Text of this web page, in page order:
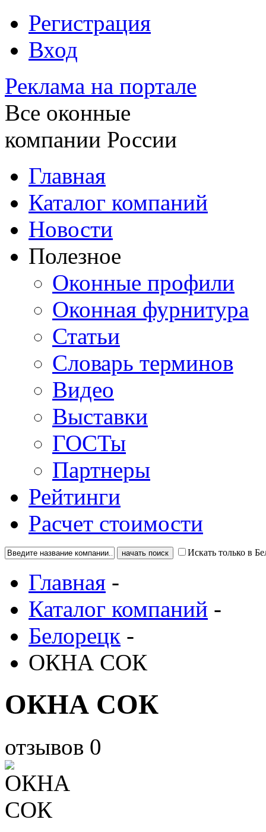
Регистрация
Вход
Реклама на портале
Все оконные
компании России
Главная
Каталог компаний
Новости
Полезное
Оконные профили
Оконная фурнитура
Статьи
Словарь терминов
Видео
Выставки
ГОСТы
Партнеры
Рейтинги
Расчет стоимости
Искать только в
Главная -
Каталог компаний -
Белорецк -
ОКНА СОК
ОКНА СОК
отзывов 0